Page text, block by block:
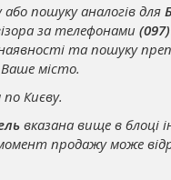
пошуку аналогів для
за телефонами
та пошуку
місто.
Києву.
вказана вище в блоці
продажу може